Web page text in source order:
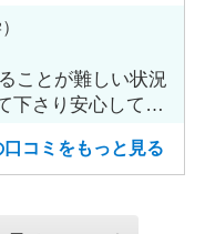
ことが難しい状況
下さり安心して進
コミをもっと見る